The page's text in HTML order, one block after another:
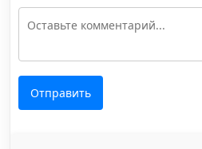
Отправить